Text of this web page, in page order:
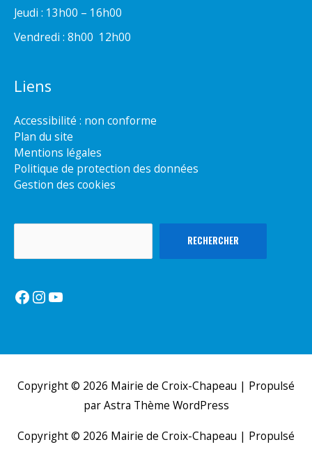
Jeudi : 13h00 – 16h00
Vendredi : 8h00  12h00
Liens
Accessibilité : non conforme
Plan du site
Mentions légales
Politique de protection des données
Gestion des cookies
RECHERCHER
Facebook
Instagram
YouTube
Copyright © 2026 Mairie de Croix-Chapeau | Propulsé
parAstra Thème WordPress
Copyright © 2026 Mairie de Croix-Chapeau | Propulsé